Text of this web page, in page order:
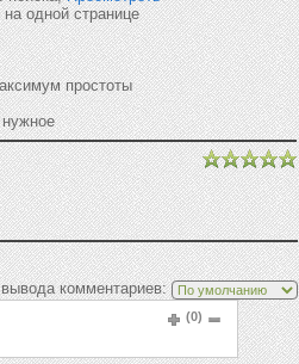
одной странице
простоты
комментариев:
(0)